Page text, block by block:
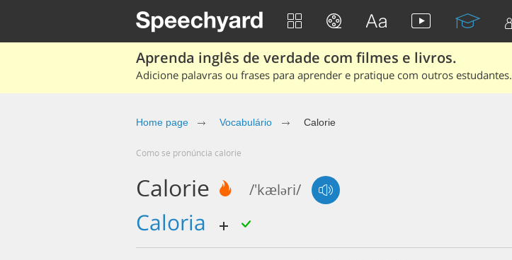
Aprenda inglês de verdade com filmes e livros.
Adicione palavras ou frases para aprender e pratique com outros estudantes.
Home page Vocabulário Calorie
Como se pronúncia calorie
Calorie /'kæləri/
caloria